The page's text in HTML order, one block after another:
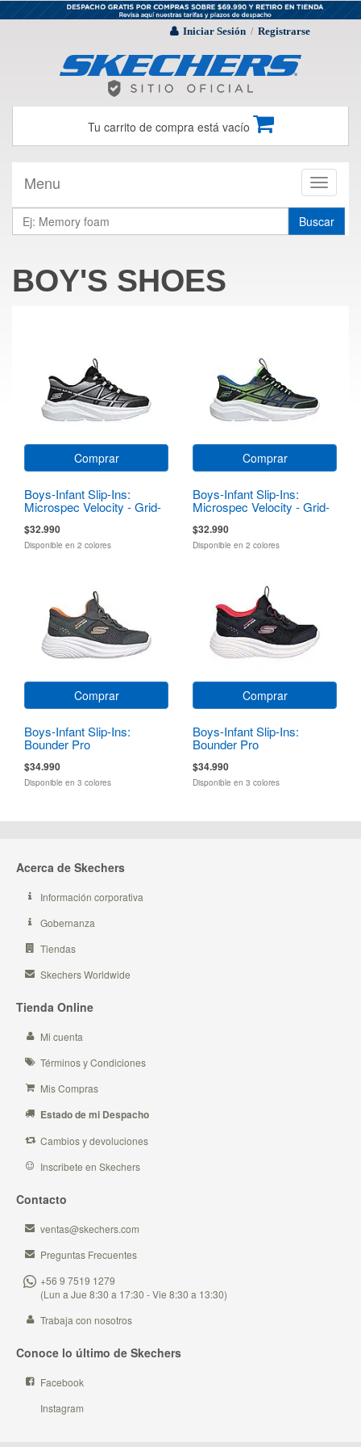
Iniciar Sesión / Registrarse
Tu carrito de compra está vacío
Toggle
Menu
Buscar
BOY'S SHOES
Comprar
Boys-Infant Slip-Ins:
Microspec Velocity - Grid-
$32.990
Disponible en 2 colores
Comprar
Boys-Infant Slip-Ins:
Microspec Velocity - Grid-
$32.990
Disponible en 2 colores
Comprar
Boys-Infant Slip-Ins:
Bounder Pro
$34.990
Disponible en 3 colores
Comprar
Boys-Infant Slip-Ins:
Bounder Pro
$34.990
Disponible en 3 colores
Acerca de Skechers
Información corporativa
Gobernanza
Tiendas
Skechers Worldwide
Tienda Online
Mi cuenta
Términos y Condiciones
Mis Compras
Estado de mi Despacho
Cambios y devoluciones
Inscribete en Skechers
Contacto
ventas@skechers.com
Preguntas Frecuentes
+56 9 7519 1279
(Lun a Jue 8:30 a 17:30 - Vie 8:30 a 13:30)
Trabaja con nosotros
Conoce lo último de Skechers
Facebook
Instagram